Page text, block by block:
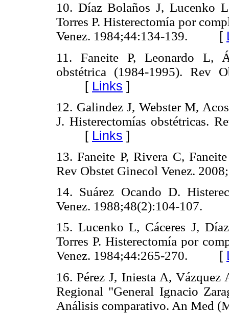
10. Díaz Bolaños J, Lucenko
Torres P. Histerectomía por
Venez. 1984;44:134-139.
[
11. Faneite P, Leonardo L,
obstétrica (1984-1995). Rev
[ Links ]
12. Galindez J, Webster M,
J. Histerectomías obstétricas.
[ Links ]
13. Faneite P, Rivera C,
Rev Obstet Ginecol Venez.
14. Suárez Ocando D.
Venez. 1988;48(2):104-107.
15. Lucenko L, Cáceres J,
Torres P. Histerectomía por
Venez. 1984;44:265-270.
[
16. Pérez J, Iniesta A,
Regional "General Ignacio
Análisis comparativo. An Med